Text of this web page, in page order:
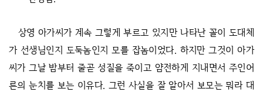
상영 아가씨가 계속 그렇게 부르고 있지만 나타난 꼴이 도대체
가 선생님인지 도둑놈인지 모를 잡놈이었다. 하지만 그것이 아가
씨가 그날 밤부터 줄곧 성질을 죽이고 얌전하게 지내면서 주인어
른의 눈치를 보는 이유다. 그런 사실을 잘 알아서 보모는 뭐라 대